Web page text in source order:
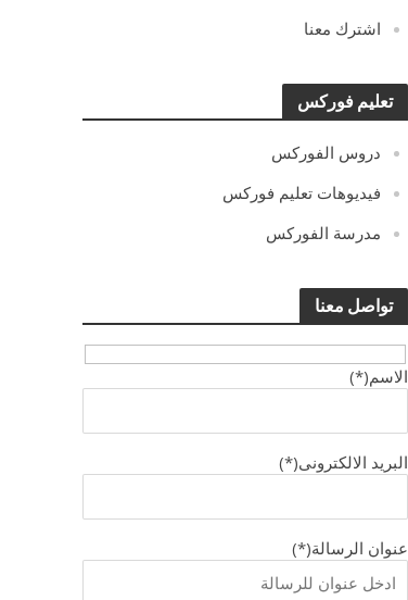
اشترك معنا
تعليم فوركس
دروس الفوركس
فيديوهات تعليم فوركس
مدرسة الفوركس
تواصل معنا
الاسم(*)
البريد الالكترونى(*)
عنوان الرسالة(*)